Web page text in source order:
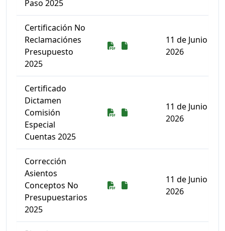
Paso 2025
Certificación No
Reclamaciónes
Presupuesto
2025
Descarga
Descarga
11 de Junio de
2026
Certificado
Dictamen
Comisión
Especial
Cuentas 2025
Descarga
Descarga
11 de Junio de
2026
Corrección
Asientos
Conceptos No
Presupuestarios
2025
Descarga
Descarga
11 de Junio de
2026